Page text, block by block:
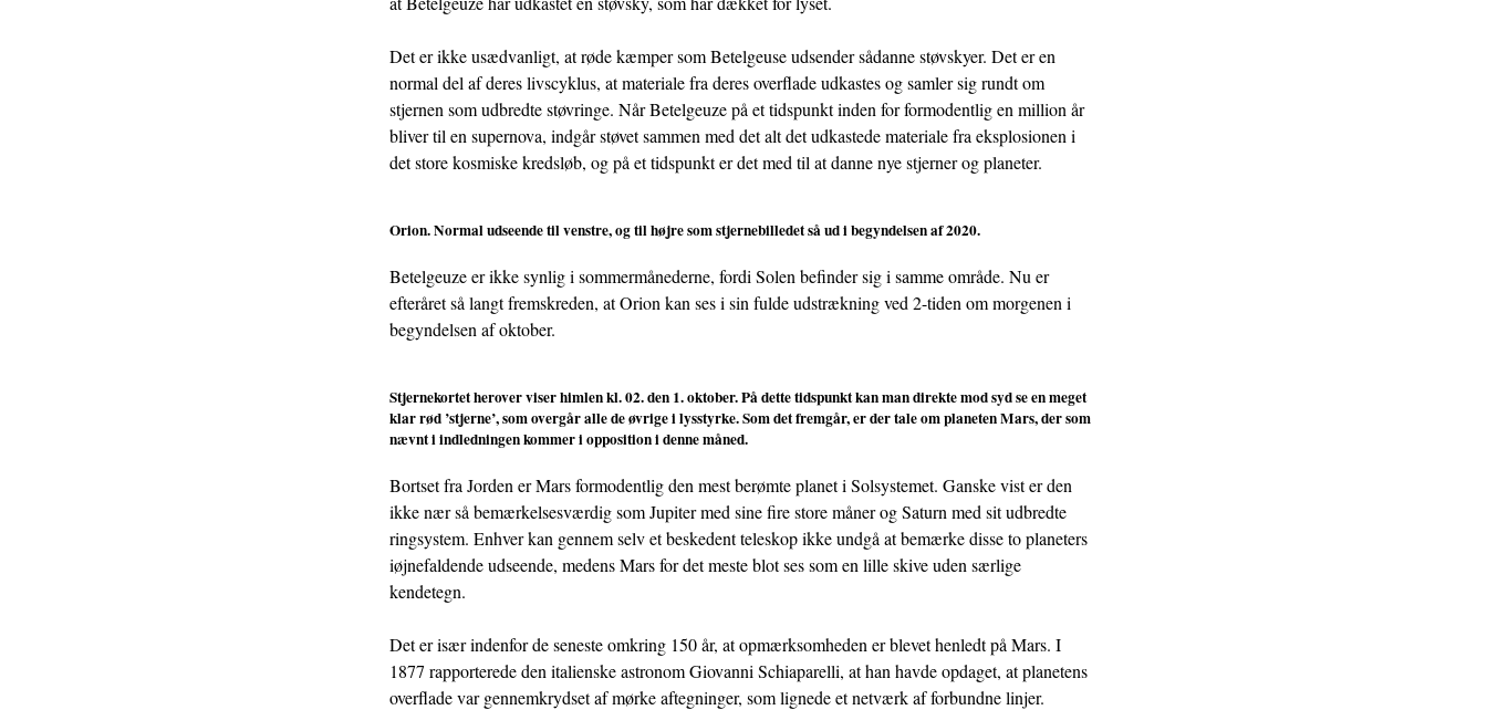
Det er ikke usædvanligt, at røde kæmper som Betelgeuse udsender sådanne støvskyer. Det er en
normal del af deres livscyklus, at materiale fra deres overflade udkastes og samler sig rundt om
stjernen som udbredte støvringe. Når Betelgeuze på et tidspunkt inden for formodentlig en million år
bliver til en supernova, indgår støvet sammen med det alt det udkastede materiale fra eksplosionen i
det store kosmiske kredsløb, og på et tidspunkt er det med til at danne nye stjerner og planeter.
Orion. Normal udseende til venstre, og til højre som stjernebilledet så ud i begyndelsen af 2020.
Betelgeuze er ikke synlig i sommermånederne, fordi Solen befinder sig i samme område. Nu er
efteråret så langt fremskreden, at Orion kan ses i sin fulde udstrækning ved 2-tiden om morgenen i
begyndelsen af oktober.
Stjernekortet herover viser himlen kl. 02. den 1. oktober. På dette tidspunkt kan man direkte mod syd se en meget
klar rød ’stjerne’, som overgår alle de øvrige i lysstyrke. Som det fremgår, er der tale om planeten Mars, der som
nævnt i indledningen kommer i opposition i denne måned.
Bortset fra Jorden er Mars formodentlig den mest berømte planet i Solsystemet. Ganske vist er den
ikke nær så bemærkelsesværdig som Jupiter med sine fire store måner og Saturn med sit udbredte
ringsystem. Enhver kan gennem selv et beskedent teleskop ikke undgå at bemærke disse to planeters
iøjnefaldende udseende, medens Mars for det meste blot ses som en lille skive uden særlige
kendetegn.
Det er især indenfor de seneste omkring 150 år, at opmærksomheden er blevet henledt på Mars. I
1877 rapporterede den italienske astronom Giovanni Schiaparelli, at han havde opdaget, at planetens
overflade var gennemkrydset af mørke aftegninger, som lignede et netværk af forbundne linjer.